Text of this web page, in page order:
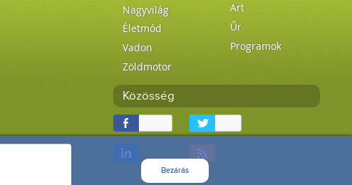
Bezárás
Nagyvilág
Életmód
Vadon
Zöldmotor
Art
Űr
Programok
Közösség